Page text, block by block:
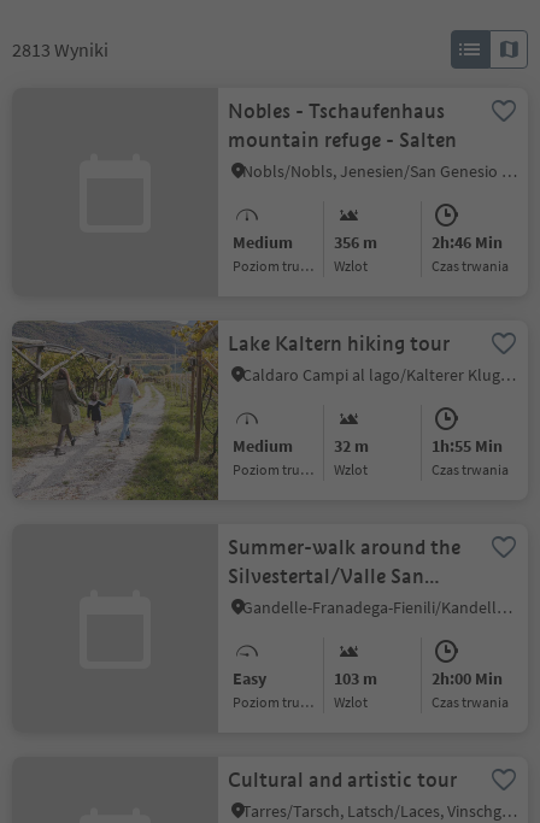
2813 Wyniki
Nobles - Tschaufenhaus
mountain refuge - Salten
Nobls/Nobls, Jenesien/San Genesio Atesino, Bolzano/Bozen and environs
Medium
Poziom trudności
356 m
Wzlot
2h:46 Min
czas trwania
Lake Kaltern hiking tour
Caldaro Campi al lago/Kalterer Klughammer, Kaltern an der Weinstraße/Caldaro sulla Strada del Vino, Alto Adige Wine Road
Medium
Poziom trudności
32 m
Wzlot
1h:55 Min
czas trwania
Summer-walk around the
Silvestertal/Valle San
Silvestro valley
Gandelle-Franadega-Fienili/Kandellen-Frondeigen-Stadlern, Toblach/Dobbiaco, Dolomites Region 3 Zinnen
Easy
Poziom trudności
103 m
Wzlot
2h:00 Min
czas trwania
Cultural and artistic tour
Tarres/Tarsch, Latsch/Laces, Vinschgau/Val Venosta